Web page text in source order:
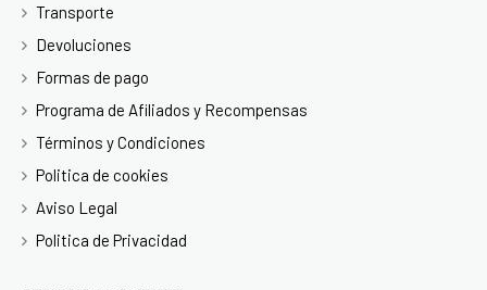
Transporte
Devoluciones
Formas de pago
Programa de Afiliados y Recompensas
Términos y Condiciones
Politica de cookies
Aviso Legal
Politica de Privacidad